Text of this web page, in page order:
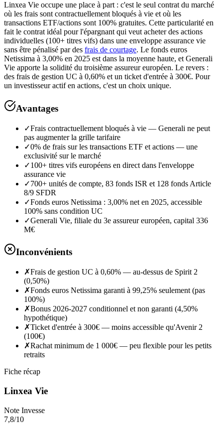
Linxea Vie occupe une place à part : c'est le seul contrat du marché
où les frais sont contractuellement bloqués à vie et où les
transactions ETF/actions sont 100% gratuites. Cette particularité en
fait le contrat idéal pour l'épargnant qui veut acheter des actions
individuelles (100+ titres vifs) dans une enveloppe assurance vie
sans être pénalisé par des frais de courtage. Le fonds euros
Netissima à 3,00% en 2025 est dans la moyenne haute, et Generali
Vie apporte la solidité du troisième assureur européen. Le revers :
des frais de gestion UC à 0,60% et un ticket d'entrée à 300€. Pour
un investisseur actif en actions, c'est un choix unique.
Avantages
✓Frais contractuellement bloqués à vie — Generali ne peut
pas augmenter la grille tarifaire
✓0% de frais sur les transactions ETF et actions — une
exclusivité sur le marché
✓100+ titres vifs européens en direct dans l'enveloppe
assurance vie
✓700+ unités de compte, 83 fonds ISR et 128 fonds Article
8/9 SFDR
✓Fonds euros Netissima : 3,00% net en 2025, accessible
100% sans condition UC
✓Generali Vie, filiale du 3e assureur européen, capital 336
M€
Inconvénients
✗Frais de gestion UC à 0,60% — au-dessus de Spirit 2
(0,50%)
✗Fonds euros Netissima garanti à 99,25% seulement (pas
100%)
✗Bonus 2026-2027 conditionnel et non garanti (4,50%
hypothétique)
✗Ticket d'entrée à 300€ — moins accessible qu'Avenir 2
(100€)
✗Rachat minimum de 1 000€ — peu flexible pour les petits
retraits
Fiche récap
Linxea Vie
Note Invesse
7,8/10